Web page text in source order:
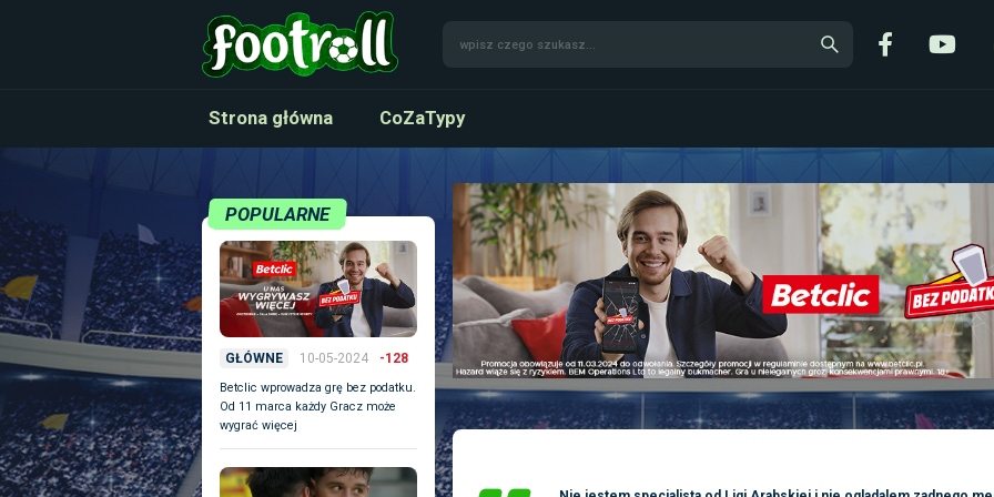
Strona główna CoZaTypy
POPULARNE
GŁÓWNE 10-05-2024 -128
Betclic wprowadza grę bez podatku.
Od 11 marca każdy Gracz może
wygrać więcej